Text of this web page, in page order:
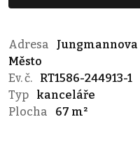
Adresa
Jungmannova
Město
Ev. č.
RT1586-244913-1
Typ
kanceláře
Plocha
67 m²